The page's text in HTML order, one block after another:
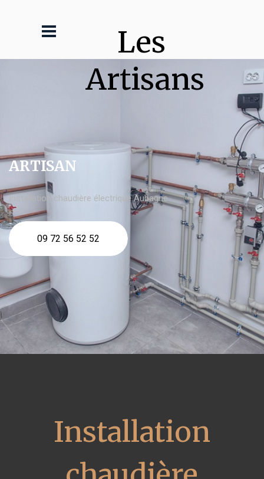
Les
Artisans
ARTISAN
Installation chaudière électrique Aubagne
09 72 56 52 52
Installation